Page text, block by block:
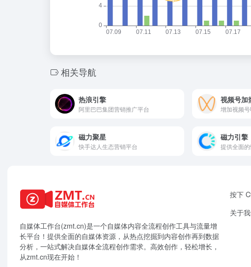
相关导航
热浪引擎
阿里巴巴集团营销推广平台
视频号加
增加视频
磁力聚星
快手达人生态营销平台
磁力引擎
提供全面
自媒体工作台(zmt.cn)是一个自媒体内容全流程创作工具与流量增
长平台！提供全面的自媒体资源，从热点挖掘到内容创作再到数据
分析，一站式解决自媒体全流程创作需求。高效创作，轻松增长，
从zmt.cn现在开始！
按下
关于